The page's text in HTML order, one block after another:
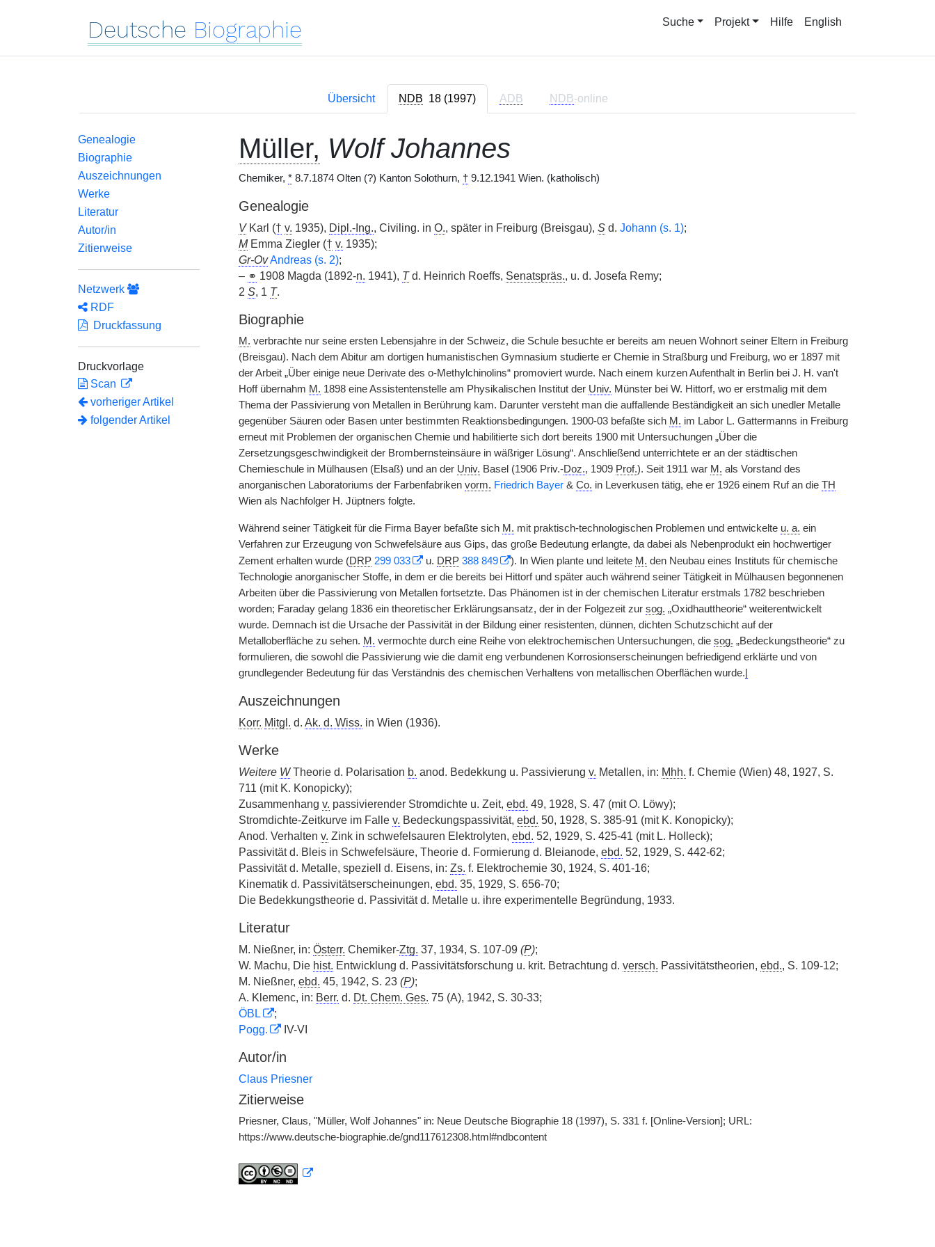
Deutsche Biographie Suche Projekt Hilfe English
Übersicht NDB 18 (1997) ADB NDB-online
Genealogie
Biographie
Auszeichnungen
Werke
Literatur
Autor/in
Zitierweise
Netzwerk
RDF
Druckfassung
Druckvorlage
Scan
vorheriger Artikel
folgender Artikel
Müller, Wolf Johannes
Chemiker, *8.7.1874 Olten (?) Kanton Solothurn, †9.12.1941 Wien. (katholisch)
Genealogie
VKarl († v. 1935), Dipl.-Ing., Civiling. in O., später in Freiburg (Breisgau), Sd. Johann (s. 1);
MEmma Ziegler († v. 1935);
Gr-OvAndreas (s. 2);
– ⚭ 1908 Magda (1892-n. 1941), Td. Heinrich Roeffs, Senatspräs., u. d. Josefa Remy;
2 S, 1 T.
Biographie
M. verbrachte nur seine ersten Lebensjahre in der Schweiz, die Schule besuchte er bereits am neuen Wohnort seiner Eltern in Freiburg
(Breisgau). Nach dem Abitur am dortigen humanistischen Gymnasium studierte er Chemie in Straßburg und Freiburg, wo er 1897 mit
der Arbeit „Über einige neue Derivate des o-Methylchinolins“ promoviert wurde. Nach einem kurzen Aufenthalt in Berlin bei J. H. van't
Hoff übernahm M. 1898 eine Assistentenstelle am Physikalischen Institut der Univ. Münster bei W. Hittorf, wo er erstmalig mit dem
Thema der Passivierung von Metallen in Berührung kam. Darunter versteht man die auffallende Beständigkeit an sich unedler Metalle
gegenüber Säuren oder Basen unter bestimmten Reaktionsbedingungen. 1900-03 befaßte sich M. im Labor L. Gattermanns in Freiburg
erneut mit Problemen der organischen Chemie und habilitierte sich dort bereits 1900 mit Untersuchungen „Über die
Zersetzungsgeschwindigkeit der Brombernsteinsäure in wäßriger Lösung“. Anschließend unterrichtete er an der städtischen
Chemieschule in Mülhausen (Elsaß) und an der Univ. Basel (1906 Priv.-Doz., 1909 Prof.). Seit 1911 war M. als Vorstand des
anorganischen Laboratoriums der Farbenfabriken vorm. Friedrich Bayer& Co. in Leverkusen tätig, ehe er 1926 einem Ruf an die TH
Wien als Nachfolger H. Jüptners folgte.
Während seiner Tätigkeit für die Firma Bayer befaßte sich M. mit praktisch-technologischen Problemen und entwickelte u. a. ein
Verfahren zur Erzeugung von Schwefelsäure aus Gips, das große Bedeutung erlangte, da dabei als Nebenprodukt ein hochwertiger
Zement erhalten wurde (DRP 299 033 u. DRP 388 849 ). In Wien plante und leitete M. den Neubau eines Instituts für chemische
Technologie anorganischer Stoffe, in dem er die bereits bei Hittorf und später auch während seiner Tätigkeit in Mülhausen begonnenen
Arbeiten über die Passivierung von Metallen fortsetzte. Das Phänomen ist in der chemischen Literatur erstmals 1782 beschrieben
worden; Faraday gelang 1836 ein theoretischer Erklärungsansatz, der in der Folgezeit zur sog. „Oxidhauttheorie“ weiterentwickelt
wurde. Demnach ist die Ursache der Passivität in der Bildung einer resistenten, dünnen, dichten Schutzschicht auf der
Metalloberfläche zu sehen. M. vermochte durch eine Reihe von elektrochemischen Untersuchungen, die sog. „Bedeckungstheorie“ zu
formulieren, die sowohl die Passivierung wie die damit eng verbundenen Korrosionserscheinungen befriedigend erklärte und von
grundlegender Bedeutung für das Verständnis des chemischen Verhaltens von metallischen Oberflächen wurde.
Auszeichnungen
Korr. Mitgl. d. Ak. d. Wiss. in Wien (1936).
Werke
Weitere WTheorie d. Polarisation b. anod. Bedekkung u. Passivierung v. Metallen, in: Mhh. f. Chemie (Wien) 48, 1927, S.
711 (mit K. Konopicky);
Zusammenhang v. passivierender Stromdichte u. Zeit, ebd. 49, 1928, S. 47 (mit O. Löwy);
Stromdichte-Zeitkurve im Falle v. Bedeckungspassivität, ebd. 50, 1928, S. 385-91 (mit K. Konopicky);
Anod. Verhalten v. Zink in schwefelsauren Elektrolyten, ebd. 52, 1929, S. 425-41 (mit L. Holleck);
Passivität d. Bleis in Schwefelsäure, Theorie d. Formierung d. Bleianode, ebd. 52, 1929, S. 442-62;
Passivität d. Metalle, speziell d. Eisens, in: Zs. f. Elektrochemie 30, 1924, S. 401-16;
Kinematik d. Passivitätserscheinungen, ebd. 35, 1929, S. 656-70;
Die Bedekkungstheorie d. Passivität d. Metalle u. ihre experimentelle Begründung, 1933.
Literatur
M. Nießner, in: Österr. Chemiker-Ztg. 37, 1934, S. 107-09 (P);
W. Machu, Die hist. Entwicklung d. Passivitätsforschung u. krit. Betrachtung d. versch. Passivitätstheorien, ebd., S. 109-12;
M. Nießner, ebd. 45, 1942, S. 23 (P);
A. Klemenc, in: Berr. d. Dt. Chem. Ges. 75 (A), 1942, S. 30-33;
ÖBL
;
Pogg.
IV-VI
Autor/in
Claus Priesner
Zitierweise
Priesner, Claus, "Müller, Wolf Johannes" in: Neue Deutsche Biographie 18 (1997), S. 331 f. [Online-Version]; URL:
https://www.deutsche-biographie.de/gnd117612308.html#ndbcontent